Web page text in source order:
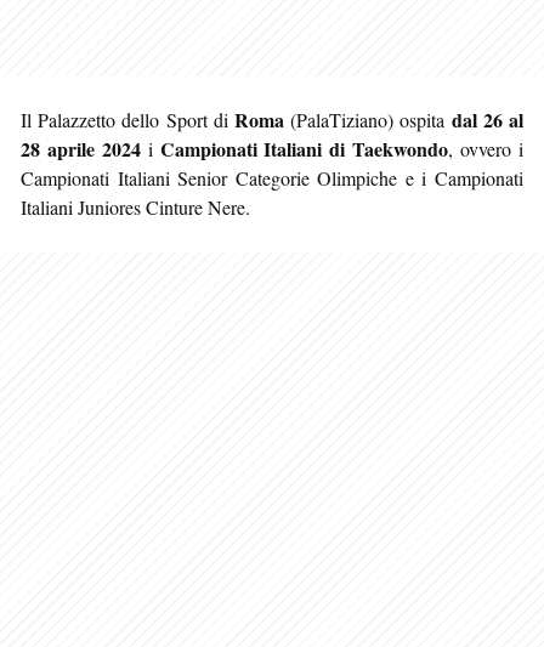
Il Palazzetto dello Sport di Roma (PalaTiziano) ospita dal 26 al
28 aprile 2024i Campionati Italiani di Taekwondo, ovvero i
Campionati Italiani Senior Categorie Olimpiche e i Campionati
Italiani Juniores Cinture Nere.